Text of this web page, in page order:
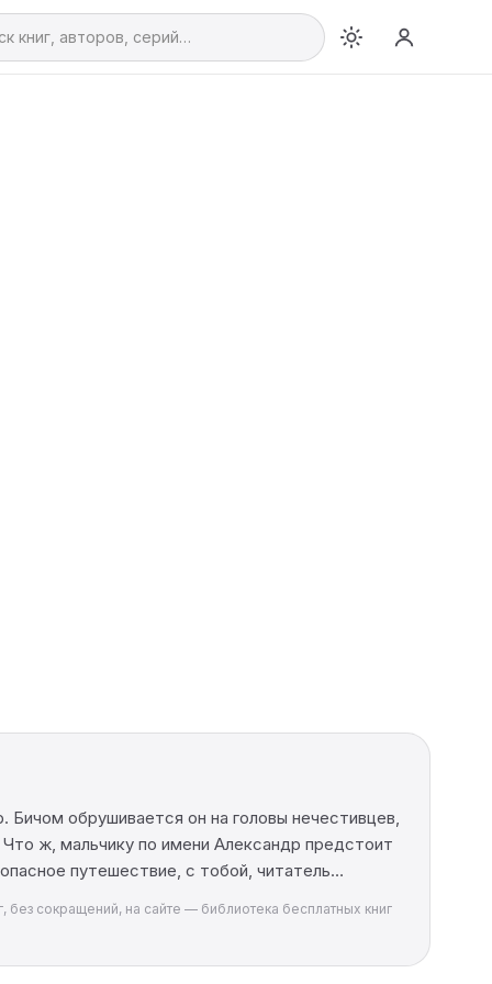
обрушивается он на головы нечестивцев,
ж, мальчику по имени Александр предстоит
путешествие, с тобой, читатель…
сокращений, на сайте — библиотека бесплатных книг